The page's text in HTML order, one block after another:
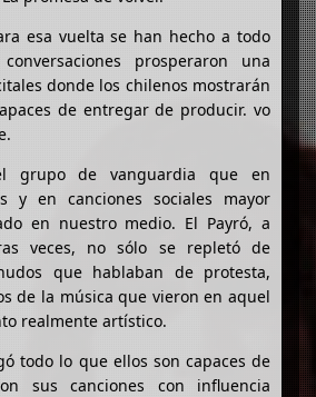
esa vuelta se han hecho a todo
prosperaron una
donde los chilenos mostrarán
de entregar de producir. vo
grupo de vanguardia que en
y en canciones sociales mayor
en nuestro medio. El Payró, a
veces, no sólo se repletó de
que hablaban de protesta,
de la música que vieron en aquel
realmente artístico.
todo lo que ellos son capaces de
sus canciones con influencia